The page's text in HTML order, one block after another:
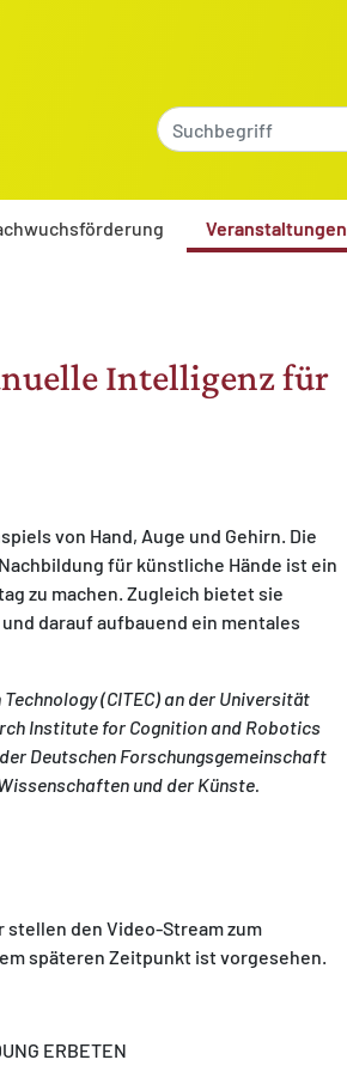
Veranstaltungen
Intelligenz für
von Hand, Auge und Gehirn. Die
für künstliche Hände ist ein
zu machen. Zugleich bietet sie
darauf aufbauend ein mentales
(CITEC) an der Universität
Institute for Cognition and Robotics
Deutschen Forschungsgemeinschaft
und der Künste.
den Video-Stream zum
späteren Zeitpunkt ist vorgesehen.
ERBETEN